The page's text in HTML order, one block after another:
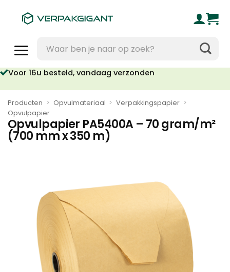
naar:
16u besteld, vandaag verzonden
Geen orderkosten vanaf €95
Producten > Opvulmateriaal > Verpakkingspapier >
Opvulpapier
Opvulpapier PA5400A – 70 gram/m²
(700 mm x 350 m)